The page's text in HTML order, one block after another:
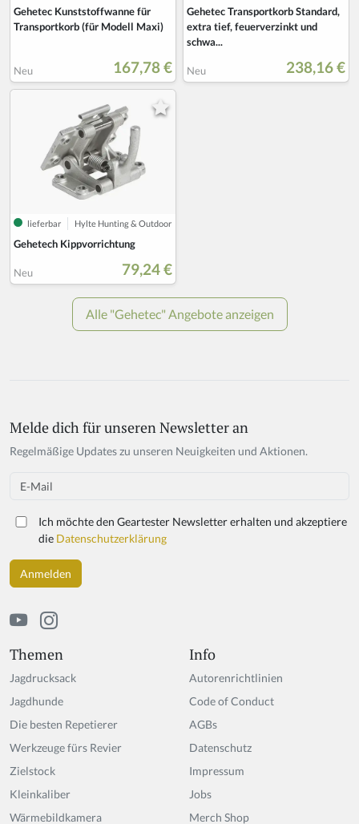
Themen
Jagdrucksack
Jagdhunde
Die besten Repetierer
Werkzeuge fürs Revier
Zielstock
Kleinkaliber
Wärmebildkamera
Info
Autorenrichtlinien
Code of Conduct
AGBs
Datenschutz
Impressum
Jobs
Merch Shop
If
y
h
a
n,
ig
n
o
r
t
hi
s
el
d
Melde dich für unseren Newsletter an
Regelmäßige Updates zu unseren Neuigkeiten und Aktionen.
Email
Ich möchte den Geartester Newsletter erhalten und akzeptiere
die Datenschutzerklärung